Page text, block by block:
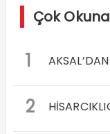
Çok
1
2